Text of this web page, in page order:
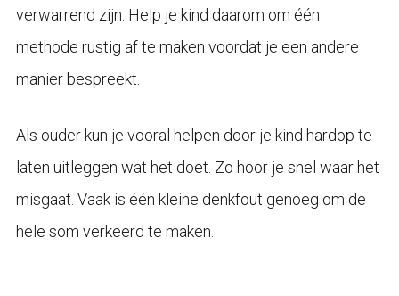
verwarrend zijn. Help je kind daarom om één
methode rustig af te maken voordat je een andere
manier bespreekt.
Als ouder kun je vooral helpen door je kind hardop te
laten uitleggen wat het doet. Zo hoor je snel waar het
misgaat. Vaak is één kleine denkfout genoeg om de
hele som verkeerd te maken.